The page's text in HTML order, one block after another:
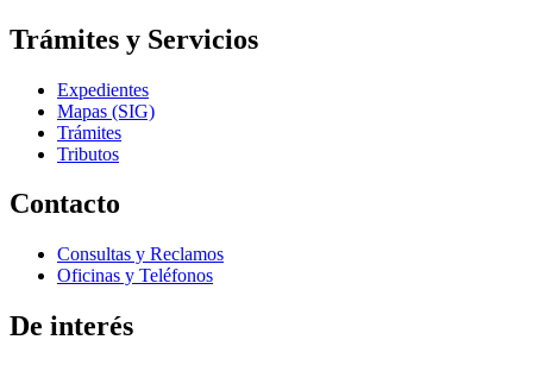
Trámites y Servicios
Expedientes
Mapas (SIG)
Trámites
Tributos
Contacto
Consultas y Reclamos
Oficinas y Teléfonos
De interés